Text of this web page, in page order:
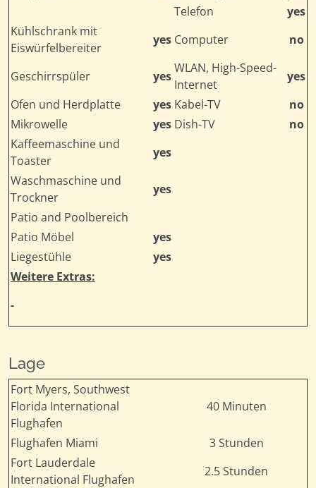
Telefon
yes
Kühlschrank mit
Eiswürfelbereiter
yes Computer no
Geschirrspüler yes
WLAN, High-Speed-
Internet
yes
Ofen und Herdplatte
yes Kabel-TV
no
Mikrowelle
yes Dish-TV
no
Kaffeemaschine und
Toaster
yes
Waschmaschine und
Trockner
yes
Patio and Poolbereich
Patio Möbel
yes
Liegestühle
yes
Weitere Extras:
-
Lage
Fort Myers, Southwest
Florida International
Flughafen
40 Minuten
Flughafen Miami
3 Stunden
Fort Lauderdale
International Flughafen
2.5 Stunden